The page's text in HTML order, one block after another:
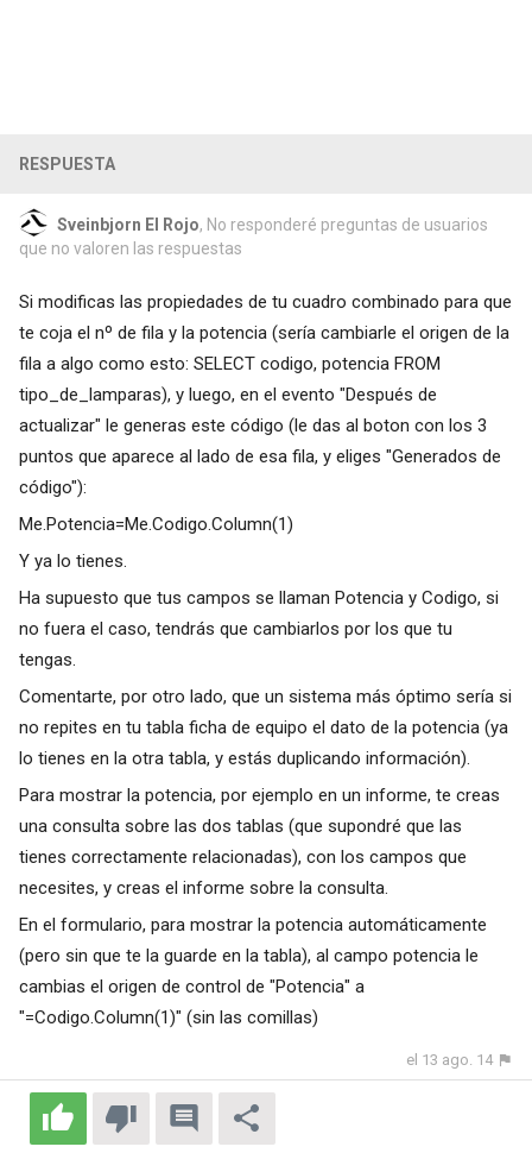
RESPUESTA
Sveinbjorn El Rojo, No responderé preguntas de usuarios
que no valoren las respuestas
Si modificas las propiedades de tu cuadro combinado para que
te coja el nº de fila y la potencia (sería cambiarle el origen de la
fila a algo como esto: SELECT codigo, potencia FROM
tipo_de_lamparas), y luego, en el evento "Después de
actualizar" le generas este código (le das al boton con los 3
puntos que aparece al lado de esa fila, y eliges "Generados de
código"):
Me.Potencia=Me.Codigo.Column(1)
Y ya lo tienes.
Ha supuesto que tus campos se llaman Potencia y Codigo, si
no fuera el caso, tendrás que cambiarlos por los que tu
tengas.
Comentarte, por otro lado, que un sistema más óptimo sería si
no repites en tu tabla ficha de equipo el dato de la potencia (ya
lo tienes en la otra tabla, y estás duplicando información).
Para mostrar la potencia, por ejemplo en un informe, te creas
una consulta sobre las dos tablas (que supondré que las
tienes correctamente relacionadas), con los campos que
necesites, y creas el informe sobre la consulta.
En el formulario, para mostrar la potencia automáticamente
(pero sin que te la guarde en la tabla), al campo potencia le
cambias el origen de control de "Potencia" a
"=Codigo.Column(1)" (sin las comillas)
el 13 ago. 14